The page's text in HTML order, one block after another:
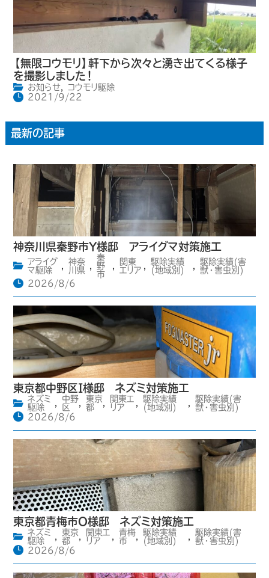
【無限コウモリ】軒下から次々と湧き出てくる様子
を撮影しました！
お知らせ,
コウモリ駆除
2021/9/22
最新の記事
神奈川県秦野市Y様邸 アライグマ対策施工
アライグ
マ駆除
神奈
川県
秦
野
市
関東
エリア
駆除実績
(地域別)
駆除実績(害
獣・害虫別)
2026/8/6
東京都中野区I様邸 ネズミ対策施工
ネズミ
駆除
,
中野
区
,
東京
都
,
関東エ
リア
,
駆除実績
(地域別)
,
駆除実績(害
獣・害虫別)
2026/8/6
東京都青梅市O様邸 ネズミ対策施工
ネズミ
駆除
,
東京
都
,
関東エ
リア
,
青梅
市
,
駆除実績
(地域別)
,
駆除実績(害
獣・害虫別)
2026/8/6